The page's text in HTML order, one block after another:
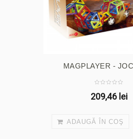
MAGPLAYER -
209,46 lei
ADAUGĂ ÎN COŞ